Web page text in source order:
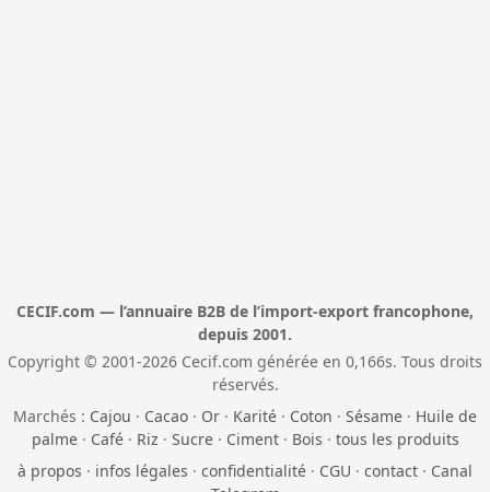
CECIF.com — l’annuaire B2B de l’import-export francophone,
depuis 2001.
Copyright © 2001-2026 Cecif.com générée en 0,166s. Tous droits
réservés.
Marchés : Cajou · Cacao · Or · Karité · Coton · Sésame · Huile de
palme· Café· Riz · Sucre· Ciment· Bois · tous les produits
à propos · infos légales · confidentialité · CGU · contact · Canal